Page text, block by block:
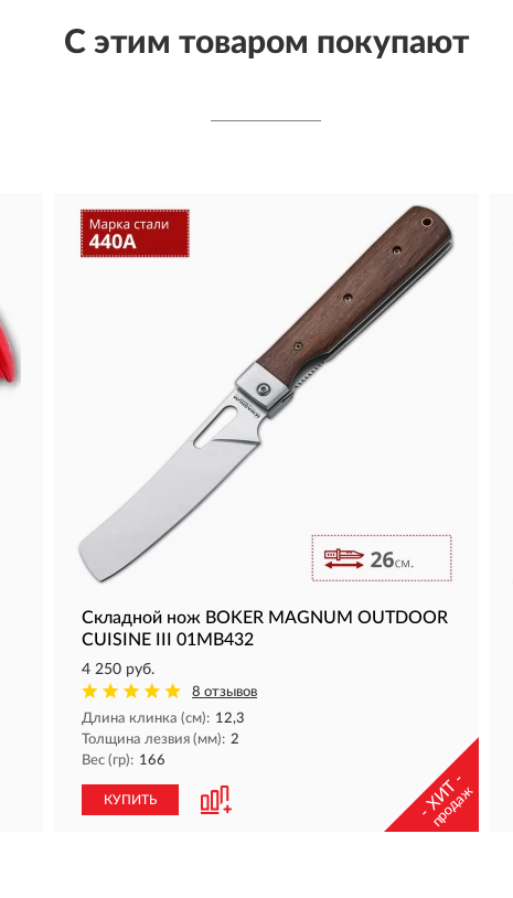
С этим товаром покупают
Складной нож BOKER MAGNUM OUTDOOR
CUISINE III 01MB432
4 250 руб.
8 отзывов
Длина клинка (см): 12,3
Толщина лезвия (мм): 2
Вес (гр): 166
КУПИТЬ - ХИТ -
продаж